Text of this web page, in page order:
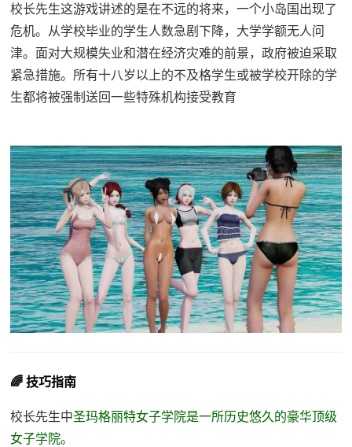
校长先生这游戏讲述的是在不远的将来，一个小岛国出现了
危机。从学校毕业的学生人数急剧下降，大学学额无人问
津。面对大规模失业和潜在经济灾难的前景，政府被迫采取
紧急措施。所有十八岁以上的不及格学生或被学校开除的学
生都将被强制送回一些特殊机构接受教育
🌈 技巧指南
校长先生中圣玛格丽特女子学院是一所历史悠久的豪华顶级
女子学院。